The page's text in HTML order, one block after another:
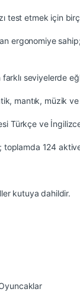
test etmek
ergonomiye
seviyelerde
mantık, müzik
Türkçe ve
toplamda 124
kutuya dahildir.